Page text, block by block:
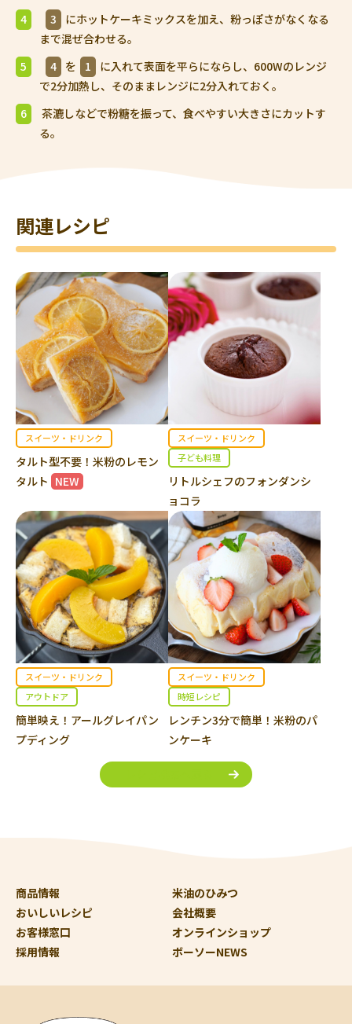
4
3
にホットケーキミックスを加え、粉っぽさがなくなる
まで混ぜ合わせる。
5
4 を 1
に入れて表面を平らにならし、600Wのレンジ
で2分加熱し、そのままレンジに2分入れておく。
6
茶漉しなどで粉糖を振って、食べやすい大きさにカットす
る。
関連レシピ
スイーツ・ドリンク
タルト型不要！米粉のレモン
タルト NEW
スイーツ・ドリンク
子ども料理
リトルシェフのフォンダンシ
ョコラ
スイーツ・ドリンク
アウトドア
簡単映え！アールグレイパン
プディング
スイーツ・ドリンク
時短レシピ
レンチン3分で簡単！米粉のパ
ンケーキ
商品情報
米油のひみつ
おいしいレシピ
会社概要
お客様窓口
オンラインショップ
採用情報
ボーソーNEWS